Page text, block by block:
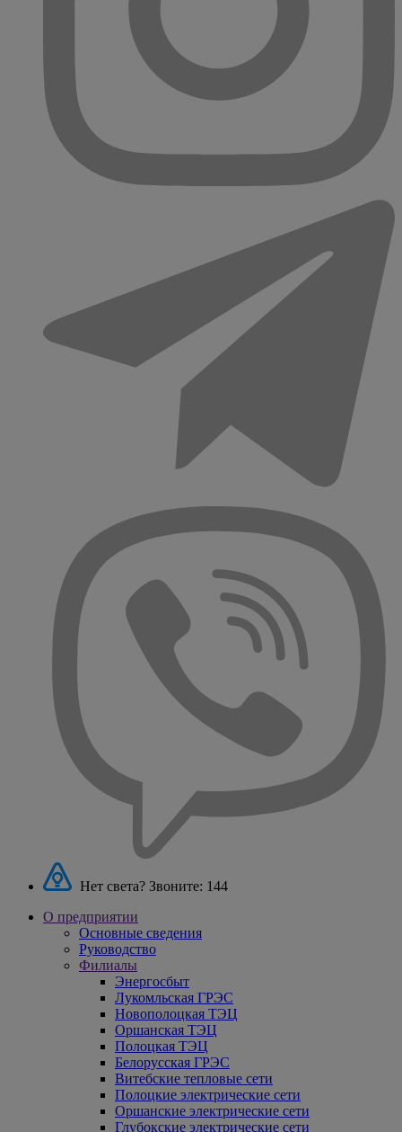
Нет света? Звоните: 144
О предприятии
Основные сведения
Руководство
Филиалы
Энергосбыт
Лукомльская ГРЭС
Новополоцкая ТЭЦ
Оршанская ТЭЦ
Полоцкая ТЭЦ
Белорусская ГРЭС
Витебские тепловые сети
Полоцкие электрические сети
Оршанские электрические сети
Глубокские электрические сети